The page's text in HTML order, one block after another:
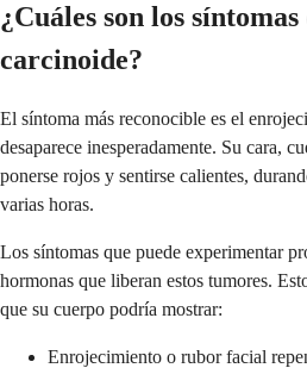
¿Cuáles son los
carcinoide?
El síntoma más reconocible es el
desaparece inesperadamente. Su cara,
ponerse rojos y sentirse calientes,
varias horas.
Los síntomas que puede experimentar
hormonas que liberan estos tumores.
que su cuerpo podría mostrar:
Enrojecimiento o rubor facial